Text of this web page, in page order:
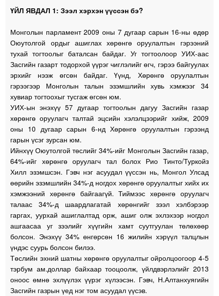
ҮЙЛ ЯВДАЛ 1: Зээл хэрхэн үүссэн бэ?
Монголын парламент 2009 оны 7 дугаар сарын 16-ны өдөр
Оюутолгой ордыг ашиглах хөрөнгө оруулалтын гэрээний
тухай тогтоолыг баталсан байдаг. Уг тогтоолоор УИХ-аас
Засгийн газарт тодорхой үүрэг чиглэлийг өгч, гэрээ байгуулах
эрхийг нээж өгсөн байдаг. Үүнд, Хөрөнгө оруулалтын
гэрээгээр Монголын талын эзэмшлийн хувь хэмжээг 34
хувиар тогтоохыг тусгаж өгсөн юм.
УИХ-ын энэхүү 57 дугаар тогтоолын дагуу Засгийн газар
хөрөнгө оруулагч талтай эцсийн хэлэлцээрийг хийж, 2009
оны 10 дугаар сарын 6-нд Хөрөнгө оруулалтын гэрээнд
гарын үсэг зурсан юм.
Ийнхүү Оюутолгой төслийг 34%-ийг Монголын Засгийн газар,
64%-ийг хөрөнгө оруулагч тал болох Рио Тинто/Туркойз
Хилл эзэмшсэн. Гэвч нэг асуудал үүссэн нь, Монгол Улсад
өөрийн эзэмшлийн 34%-д ногдох хөрөнгө оруулалтыг хийх их
хэмжээний хөрөнгө байгаагүй. Тиймээс хөрөнгө оруулагч
талаас 34%-д шаардлагатай хөрөнгийг зээл хэлбэрээр
гаргах, уурхай ашиглалтад орж, ашиг олж эхлэхээр ногдол
ашгаасаа уг зээлийг хүүгийн хамт суутгуулан төлөхөөр
болсон. Энэхүү 34% өнгөрсөн 16 жилийн хэрүүл талцлын
үндэс суурь болсон билээ.
Төслийн эхний шатны хөрөнгө оруулалтыг ойролцоогоор 4-5
тэрбум ам.доллар байхаар тооцоолж, үйлдвэрлэлийг 2013
оноос өмнө эхлүүлэх үүрэг хүлээсэн. Гэвч, Н.Алтанхуягийн
Засгийн газрын үед нэг том асуудал үүсэв.